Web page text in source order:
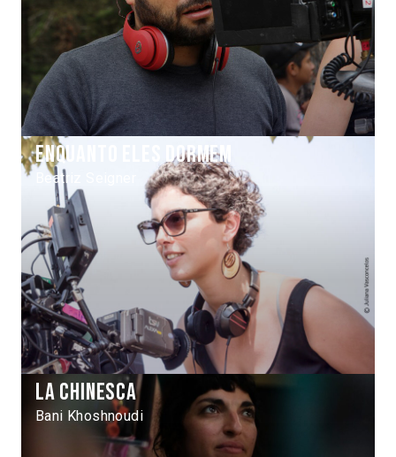
Enquanto Eles Dormem
Beatriz Seigner
La chinesca
Bani Khoshnoudi